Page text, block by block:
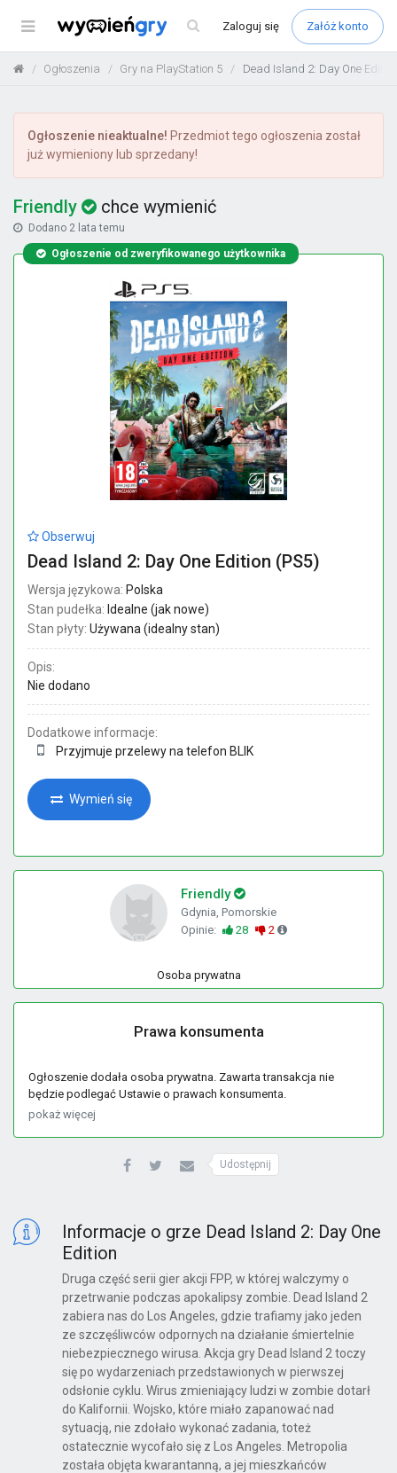
Menu Zaloguj się Załóż konto
Ogłoszenia Gry na PlayStation 5 Dead Island 2: Day One
Ogłoszenie nieaktualne! Przedmiot tego ogłoszenia został
już wymieniony lub sprzedany!
Friendly chce wymienić
Dodano 2 lata temu
Ogłoszenie od zweryfikowanego użytkownika
Obserwuj
Dead Island 2: Day One Edition (PS5)
Wersja językowa: Polska
Stan pudełka: Idealne (jak nowe)
Stan płyty: Używana (idealny stan)
Opis:
Nie dodano
Dodatkowe informacje:
Przyjmuje przelewy na telefon BLIK
Wymień się
Friendly
Gdynia, Pomorskie
Opinie:
28 2
Osoba prywatna
Prawa konsumenta
Ogłoszenie dodała osoba prywatna. Zawarta transakcja nie
będzie podlegać Ustawie o prawach konsumenta.
pokaż więcej
Udostępnij
Informacje o grze Dead Island 2: Day One
Edition
Druga część serii gier akcji FPP, w której walczymy o
przetrwanie podczas apokalipsy zombie. Dead Island 2
zabiera nas do Los Angeles, gdzie trafiamy jako jeden
ze szczęśliwców odpornych na działanie śmiertelnie
niebezpiecznego wirusa. Akcja gry Dead Island 2 toczy
się po wydarzeniach przedstawionych w pierwszej
odsłonie cyklu. Wirus zmieniający ludzi w zombie dotarł
do Kalifornii. Wojsko, które miało zapanować nad
sytuacją, nie zdołało wykonać zadania, toteż
ostatecznie wycofało się z Los Angeles. Metropolia
została objęta kwarantanną, a jej mieszkańców